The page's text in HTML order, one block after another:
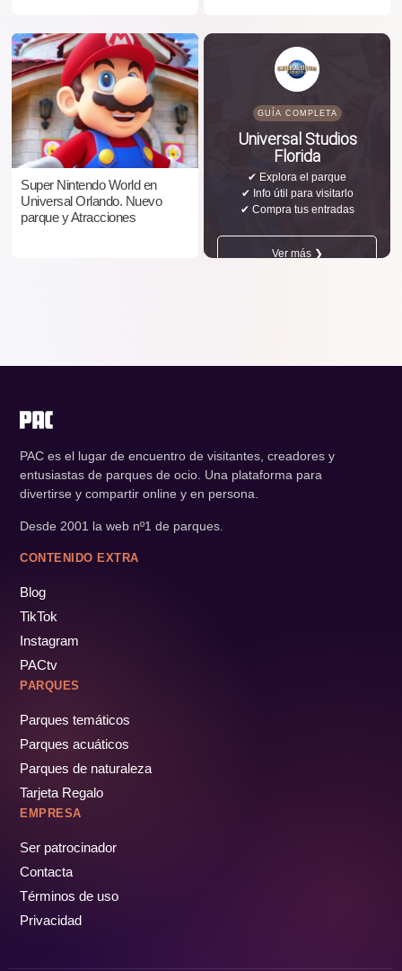
Super Nintendo World en
Universal Orlando. Nuevo
parque y Atracciones
GUÍA COMPLETA
Universal Studios
Florida
✔ Explora el parque
✔ Info útil para visitarlo
✔ Compra tus entradas
Ver más ❯
PAC es el lugar de encuentro de visitantes, creadores y
entusiastas de parques de ocio. Una plataforma para
divertirse y compartir online y en persona.
Desde 2001 la web nº1 de parques.
CONTENIDO EXTRA
Blog
TikTok
Instagram
PACtv
PARQUES
Parques temáticos
Parques acuáticos
Parques de naturaleza
Tarjeta Regalo
EMPRESA
Ser patrocinador
Contacta
Términos de uso
Privacidad